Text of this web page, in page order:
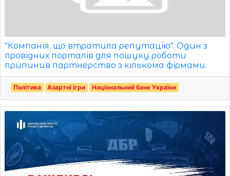
"Компанія, що втратила репутацію". Один з
провідних порталів для пошуку роботи
припинив партнерство з кількома фірмами.
Політика Азартні ігри Національний банк України